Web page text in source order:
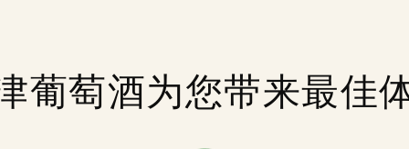
葡萄酒为您带来最佳